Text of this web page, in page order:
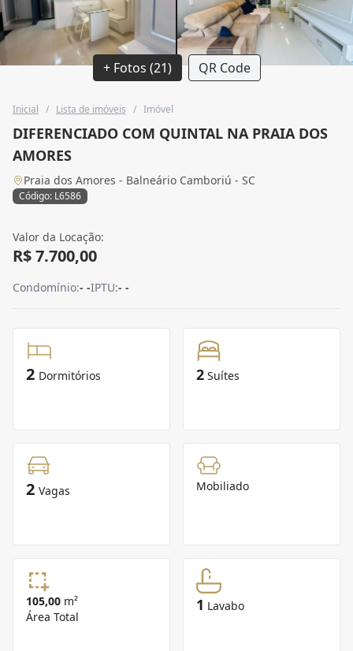
+ Fotos (21) QR Code
Inicial / Lista de imóveis / Imóvel
DIFERENCIADO COM QUINTAL NA PRAIA DOS
AMORES
Praia dos Amores - Balneário Camboriú - SC
Código: L6586
Valor da Locação:
R$ 7.700,00
Condomínio:- -IPTU:- -
2 Dormitórios 2 Suítes
2 Vagas Mobiliado
105,00 m²
Área Total
1 Lavabo